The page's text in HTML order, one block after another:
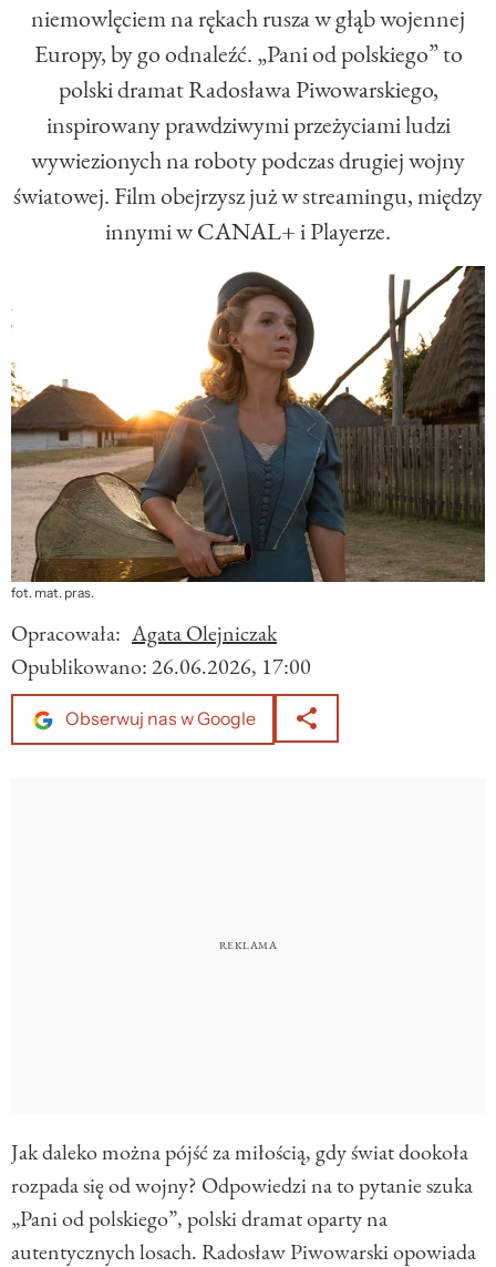
niemowlęciem na rękach rusza w głąb wojennej
Europy, by go odnaleźć. „Pani od polskiego” to
polski dramat Radosława Piwowarskiego,
inspirowany prawdziwymi przeżyciami ludzi
wywiezionych na roboty podczas drugiej wojny
światowej. Film obejrzysz już w streamingu, między
innymi w CANAL+ i Playerze.
fot. mat. pras.
Opracowała: Agata Olejniczak
Opublikowano:26.06.2026, 17:00
Obserwuj nas w Google
Jak daleko można pójść za miłością, gdy świat dookoła
rozpada się od wojny? Odpowiedzi na to pytanie szuka
„Pani od polskiego”, polski dramat oparty na
autentycznych losach. Radosław Piwowarski opowiada